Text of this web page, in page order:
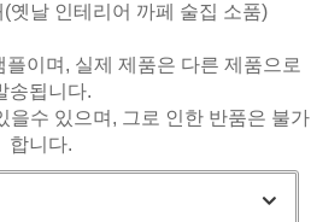
날 인테리어 까페 술집 소품)
플이며, 실제 제품은 다른 제품으로
송됩니다.
을수 있으며, 그로 인한 반품은 불가
합니다.